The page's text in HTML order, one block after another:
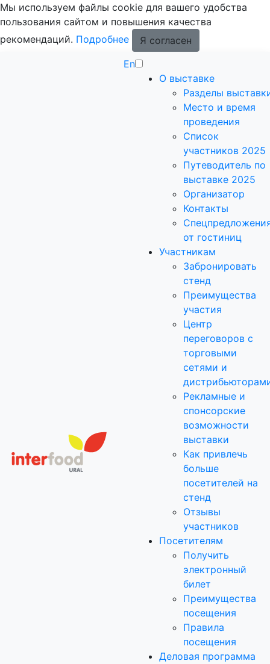
Мы используем файлы cookie для вашего удобства
пользования сайтом и повышения качества
рекомендаций. Подробнее
Я согласен
En
О выставке
Разделы
Место и время
проведения
Список
участников 2025
Путеводитель по
выставке 2025
Организатор
Контакты
от гостиниц
Участникам
Забронировать
стенд
Преимущества
участия
Центр
переговоров с
торговыми
сетями и
Рекламные и
спонсорские
возможности
выставки
Как привлечь
больше
посетителей на
стенд
Отзывы
участников
Посетителям
Получить
электронный
билет
Преимущества
посещения
Правила
посещения
Деловая программа